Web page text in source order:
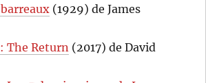
(1929) de James
The Return (2017) de David